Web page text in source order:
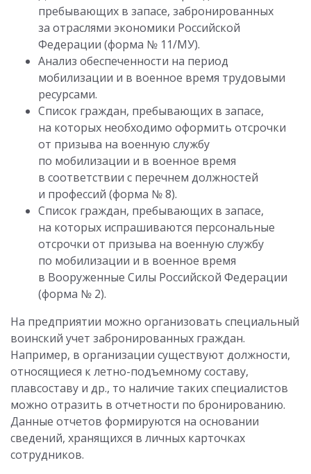
пребывающих в запасе, забронированных
за отраслями экономики Российской
Федерации (форма № 11/МУ).
Анализ обеспеченности на период
мобилизации и в военное время трудовыми
ресурсами.
Список граждан, пребывающих в запасе,
на которых необходимо оформить отсрочки
от призыва на военную службу
по мобилизации и в военное время
в соответствии с перечнем должностей
и профессий (форма № 8).
Список граждан, пребывающих в запасе,
на которых испрашиваются персональные
отсрочки от призыва на военную службу
по мобилизации и в военное время
в Вооруженные Силы Российской Федерации
(форма № 2).
На предприятии можно организовать специальный
воинский учет забронированных граждан.
Например, в организации существуют должности,
относящиеся к летно-подъемному составу,
плавсоставу и др., то наличие таких специалистов
можно отразить в отчетности по бронированию.
Данные отчетов формируются на основании
сведений, хранящихся в личных карточках
сотрудников.